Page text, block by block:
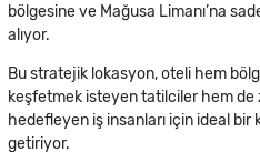
bölgesine ve Mağusa Limanı’na
alıyor.
Bu stratejik lokasyon, oteli hem
keşfetmek isteyen tatilciler hem de
hedefleyen iş insanları için ideal
getiriyor.